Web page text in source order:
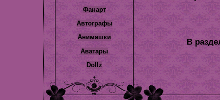
Фанарт
Автографы
Анимашки
Аватары
Dollz